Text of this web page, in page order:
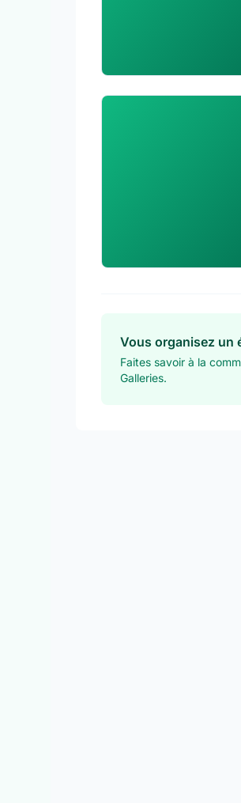
Vous organisez un
Faites savoir à la
Galleries.